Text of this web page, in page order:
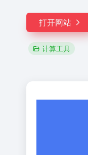
打开网站
计算工具